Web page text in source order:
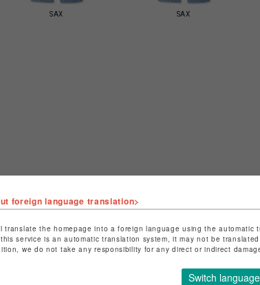
SAX SAX
FURFUR
foreign language translation>
translate the homepage into a foreign language using the automatic
service is an automatic translation system, it may not be
we do not take any responsibility for any direct or indirect
Switch language